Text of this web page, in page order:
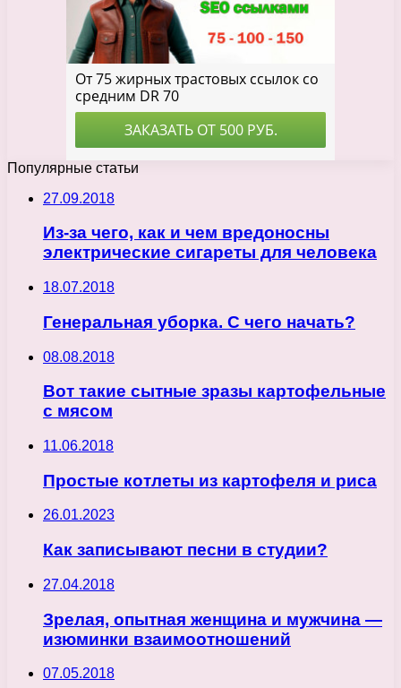
Популярные статьи
27.09.2018
Из-за чего, как и чем вредоносны
электрические сигареты для человека
18.07.2018
Генеральная уборка. С чего начать?
08.08.2018
Вот такие сытные зразы картофельные
с мясом
11.06.2018
Простые котлеты из картофеля и риса
26.01.2023
Как записывают песни в студии?
27.04.2018
Зрелая, опытная женщина и мужчина —
изюминки взаимоотношений
07.05.2018